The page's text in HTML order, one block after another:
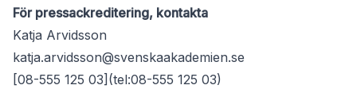
För pressackreditering, kontakta
Katja Arvidsson
katja.arvidsson@svenskaakademien.se
[08-555 125 03](tel:08-555 125 03)